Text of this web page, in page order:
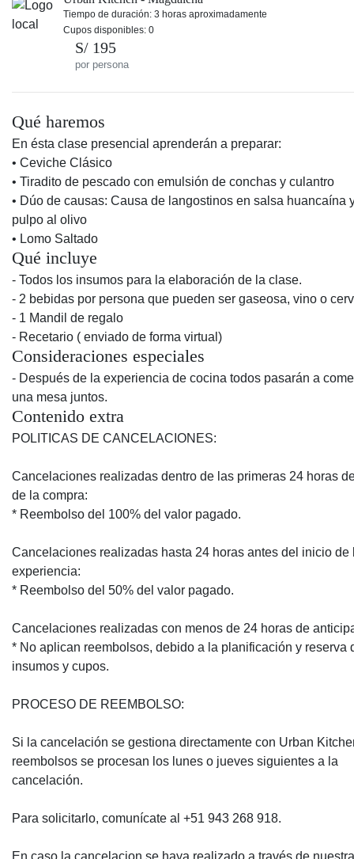
Tiempo de duración: 3 horas aproximadamente
Cupos disponibles: 0
S/ 195
por persona
Qué haremos
En ésta clase presencial aprenderán a preparar:
• Ceviche Clásico
• Tiradito de pescado con emulsión de conchas y culantro
• Dúo de causas: Causa de langostinos en salsa huancaína
pulpo al olivo
• Lomo Saltado
Qué incluye
- Todos los insumos para la elaboración de la clase.
- 2 bebidas por persona que pueden ser gaseosa, vino o
- 1 Mandil de regalo
- Recetario ( enviado de forma virtual)
Consideraciones especiales
- Después de la experiencia de cocina todos pasarán a
una mesa juntos.
Contenido extra
POLITICAS DE CANCELACIONES:
Cancelaciones realizadas dentro de las primeras 24 horas
de la compra:
* Reembolso del 100% del valor pagado.
Cancelaciones realizadas hasta 24 horas antes del inicio de
experiencia:
* Reembolso del 50% del valor pagado.
Cancelaciones realizadas con menos de 24 horas de
* No aplican reembolsos, debido a la planificación y reserva
insumos y cupos.
PROCESO DE REEMBOLSO:
Si la cancelación se gestiona directamente con Urban
reembolsos se procesan los lunes o jueves siguientes a la
cancelación.
Para solicitarlo, comunícate al +51 943 268 918.
En caso la cancelacion se haya realizado a través de